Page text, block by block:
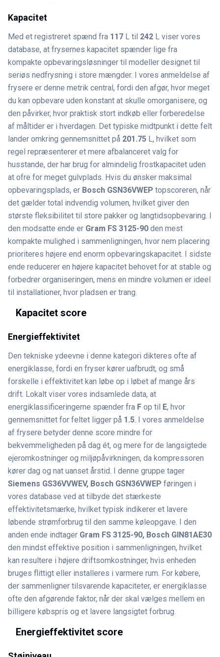
Kapacitet
Med et registreret spænd fra 117 L til 242 L viser vores
database, at frysernes kapacitet spænder lige fra
kompakte opbevaringsløsninger til modeller designet til
seriøs nedfrysning i store mængder. I vores anmeldelse af
frysere er denne metrik central, fordi den afgør, hvor meget
du kan opbevare uden konstant at skulle omorganisere, og
den påvirker, hvor praktisk stort indkøb eller forberedelse
af måltider er i hverdagen. Det typiske midtpunkt i dette felt
lander omkring gennemsnittet på 201.75 L, hvilket som
regel repræsenterer et mere afbalanceret valg for
husstande, der har brug for almindelig frostkapacitet uden
at ofre for meget gulvplads. Hvis du ønsker maksimal
opbevaringsplads, er Bosch GSN36VWEP topscoreren, når
det gælder total indvendig volumen, hvilket giver den
største fleksibilitet til store pakker og langtidsopbevaring. I
den modsatte ende er Gram FS 3125-90 den mest
kompakte mulighed i sammenligningen, hvor nem placering
prioriteres højere end enorm opbevaringskapacitet. I sidste
ende reducerer en højere kapacitet behovet for at stable og
forbedrer organiseringen, mens en mindre volumen er ideel
til installationer, hvor pladsen er trang.
Kapacitet score
Energieffektivitet
Den tekniske ydeevne i denne kategori dikteres ofte af
energiklasse, fordi en fryser kører uafbrudt, og små
forskelle i effektivitet kan løbe op i løbet af mange års
drift. Lokalt viser vores indsamlede data, at
energiklassificeringerne spænder fra F op til E, hvor
gennemsnittet for feltet ligger på 1.5 . I vores anmeldelse
af frysere betyder denne score mindre for
bekvemmeligheden på dag ét, og mere for de langsigtede
ejeromkostninger og miljøpåvirkningen, da kompressoren
kører dag og nat uanset årstid. I denne gruppe tager
Siemens GS36VVWEV, Bosch GSN36VWEP føringen i
vores database ved at tilbyde det stærkeste
effektivitetsmærke, hvilket typisk indikerer et lavere
løbende strømforbrug til den samme køleopgave. I den
anden ende indtager Gram FS 3125-90, Bosch GIN81AE30
den mindst effektive position i sammenligningen, hvilket
kan resultere i højere driftsomkostninger, hvis enheden
bruges flittigt eller installeres i varmere rum. For købere,
der sammenligner tilsvarende kapaciteter, er energiklasse
ofte den afgørende faktor, når der skal vælges mellem en
billigere købspris og et lavere langsigtet forbrug.
Energieffektivitet score